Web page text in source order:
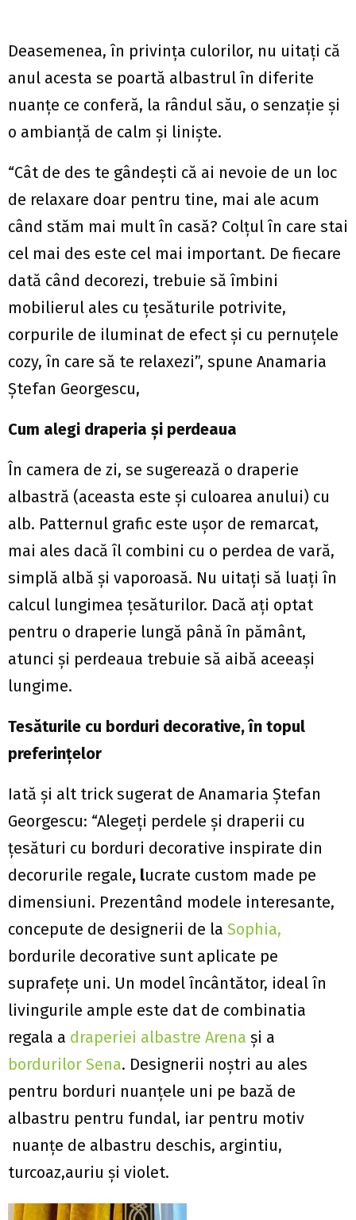
Deasemenea, în privinţa culorilor, nu uitaţi că
anul acesta se poartă albastrul în diferite
nuanţe ce conferă, la rândul său, o senzaţie şi
o ambianţă de calm şi linişte.
“Cât de des te gândeşti că ai nevoie de un loc
de relaxare doar pentru tine, mai ale acum
când stăm mai mult în casă? Colţul în care stai
cel mai des este cel mai important. De fiecare
dată când decorezi, trebuie să îmbini
mobilierul ales cu ţesăturile potrivite,
corpurile de iluminat de efect şi cu pernuţele
cozy, în care să te relaxezi”, spune Anamaria
Ştefan Georgescu,
Cum alegi draperia şi perdeaua
În camera de zi, se sugerează o draperie
albastră (aceasta este şi culoarea anului) cu
alb. Patternul grafic este uşor de remarcat,
mai ales dacă îl combini cu o perdea de vară,
simplă albă şi vaporoasă. Nu uitaţi să luaţi în
calcul lungimea ţesăturilor. Dacă aţi optat
pentru o draperie lungă până în pământ,
atunci şi perdeaua trebuie să aibă aceeaşi
lungime.
Tesăturile cu borduri decorative, în topul
preferinţelor
Iată şi alt trick sugerat de Anamaria Ştefan
Georgescu: “Alegeţi perdele şi draperii cu
ţesături cu borduri decorative inspirate din
decorurile regale, lucrate custom made pe
dimensiuni. Prezentând modele interesante,
concepute de designerii de la Sophia,
bordurile decorative sunt aplicate pe
suprafeţe uni. Un model încântător, ideal în
livingurile ample este dat de combinatia
regala a draperiei albastre Arena şi a
bordurilor Sena. Designerii noştri au ales
pentru borduri nuanţele uni pe bază de
albastru pentru fundal, iar pentru motiv
nuanţe de albastru deschis, argintiu,
turcoaz,auriu şi violet.